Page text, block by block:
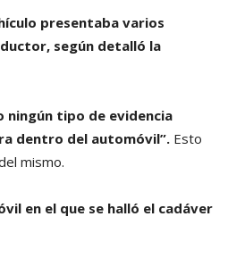
presentaba varios
según detalló la
ningún tipo de evidencia
dentro del automóvil”. Esto
mismo.
en el que se halló el cadáver